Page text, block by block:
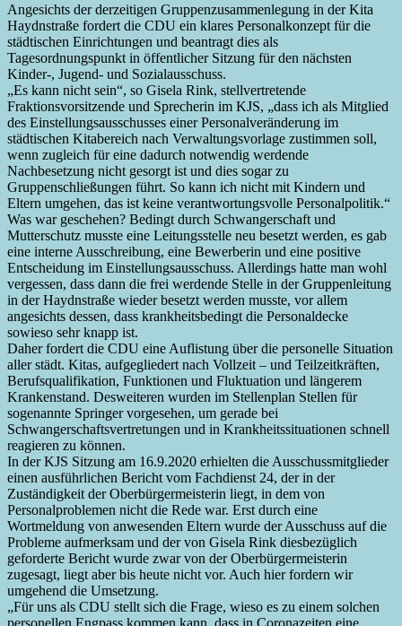
Angesichts der derzeitigen Gruppenzusammenlegung in der Kita
Haydnstraße fordert die CDU ein klares Personalkonzept für die
städtischen Einrichtungen und beantragt dies als
Tagesordnungspunkt in öffentlicher Sitzung für den nächsten
Kinder-, Jugend- und Sozialausschuss.
„Es kann nicht sein“, so Gisela Rink, stellvertretende
Fraktionsvorsitzende und Sprecherin im KJS, „dass ich als Mitglied
des Einstellungsausschusses einer Personalveränderung im
städtischen Kitabereich nach Verwaltungsvorlage zustimmen soll,
wenn zugleich für eine dadurch notwendig werdende
Nachbesetzung nicht gesorgt ist und dies sogar zu
Gruppenschließungen führt. So kann ich nicht mit Kindern und
Eltern umgehen, das ist keine verantwortungsvolle Personalpolitik.“
Was war geschehen? Bedingt durch Schwangerschaft und
Mutterschutz musste eine Leitungsstelle neu besetzt werden, es gab
eine interne Ausschreibung, eine Bewerberin und eine positive
Entscheidung im Einstellungsausschuss. Allerdings hatte man wohl
vergessen, dass dann die frei werdende Stelle in der Gruppenleitung
in der Haydnstraße wieder besetzt werden musste, vor allem
angesichts dessen, dass krankheitsbedingt die Personaldecke
sowieso sehr knapp ist.
Daher fordert die CDU eine Auflistung über die personelle Situation
aller städt. Kitas, aufgegliedert nach Vollzeit – und Teilzeitkräften,
Berufsqualifikation, Funktionen und Fluktuation und längerem
Krankenstand. Desweiteren wurden im Stellenplan Stellen für
sogenannte Springer vorgesehen, um gerade bei
Schwangerschaftsvertretungen und in Krankheitssituationen schnell
reagieren zu können.
In der KJS Sitzung am 16.9.2020 erhielten die Ausschussmitglieder
einen ausführlichen Bericht vom Fachdienst 24, der in der
Zuständigkeit der Oberbürgermeisterin liegt, in dem von
Personalproblemen nicht die Rede war. Erst durch eine
Wortmeldung von anwesenden Eltern wurde der Ausschuss auf die
Probleme aufmerksam und der von Gisela Rink diesbezüglich
geforderte Bericht wurde zwar von der Oberbürgermeisterin
zugesagt, liegt aber bis heute nicht vor. Auch hier fordern wir
umgehend die Umsetzung.
„Für uns als CDU stellt sich die Frage, wieso es zu einem solchen
personellen Engpass kommen kann, dass in Coronazeiten eine